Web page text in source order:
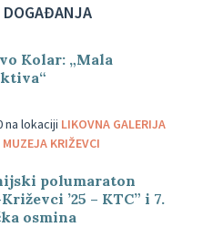
DOGAĐANJA
Kolar: „Mala
na lokaciji LIKOVNA GALERIJA
KRIŽEVCI
polumaraton
’25 – KTC” i 7.
osmina